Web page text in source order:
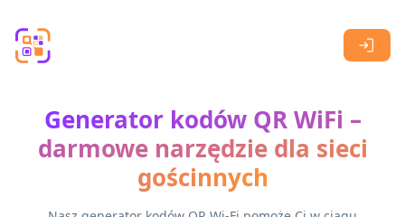
Generator kodów QR WiFi –
darmowe narzędzie dla sieci
gościnnych